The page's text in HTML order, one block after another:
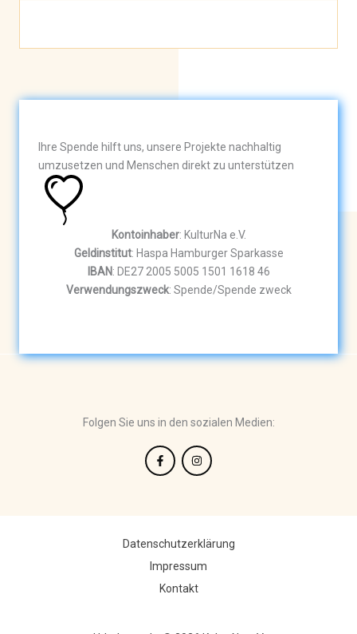
Ihre Spende hilft uns, unsere Projekte nachhaltig
umzusetzen und Menschen direkt zu unterstützen
Kontoinhaber: KulturNa e.V.
Geldinstitut: Haspa Hamburger Sparkasse
IBAN: DE27 2005 5005 1501 1618 46
Verwendungszweck: Spende/Spende zweck
Folgen Sie uns in den sozialen Medien:
Datenschutzerklärung
Impressum
Kontakt